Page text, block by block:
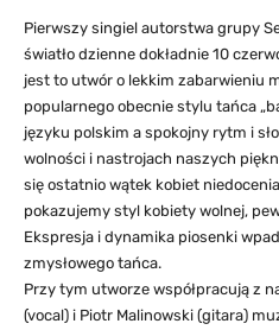
Pierwszy singiel autorstwa grupy
światło dzienne dokładnie 10
jest to utwór o lekkim zabarwieniu
popularnego obecnie stylu tańca
języku polskim a spokojny rytm i
wolności i nastrojach naszych
się ostatnio wątek kobiet
pokazujemy styl kobiety wolnej,
Ekspresja i dynamika piosenki
zmysłowego tańca.
Przy tym utworze współpracują z
(vocal) i Piotr Malinowski (gitara)